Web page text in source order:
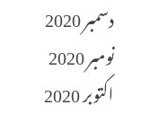
دسمبر 2020
نومبر 2020
اکتوبر 2020